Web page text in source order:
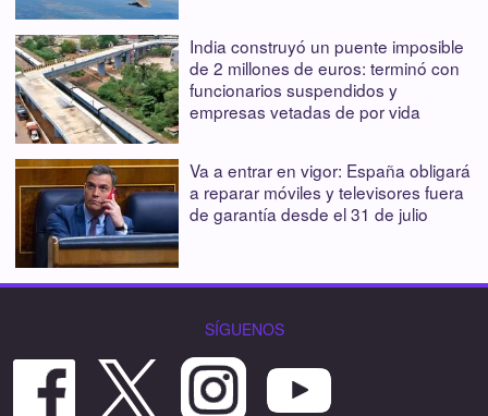
India construyó un puente imposible
de 2 millones de euros: terminó con
funcionarios suspendidos y
empresas vetadas de por vida
Va a entrar en vigor: España obligará
a reparar móviles y televisores fuera
de garantía desde el 31 de julio
SÍGUENOS